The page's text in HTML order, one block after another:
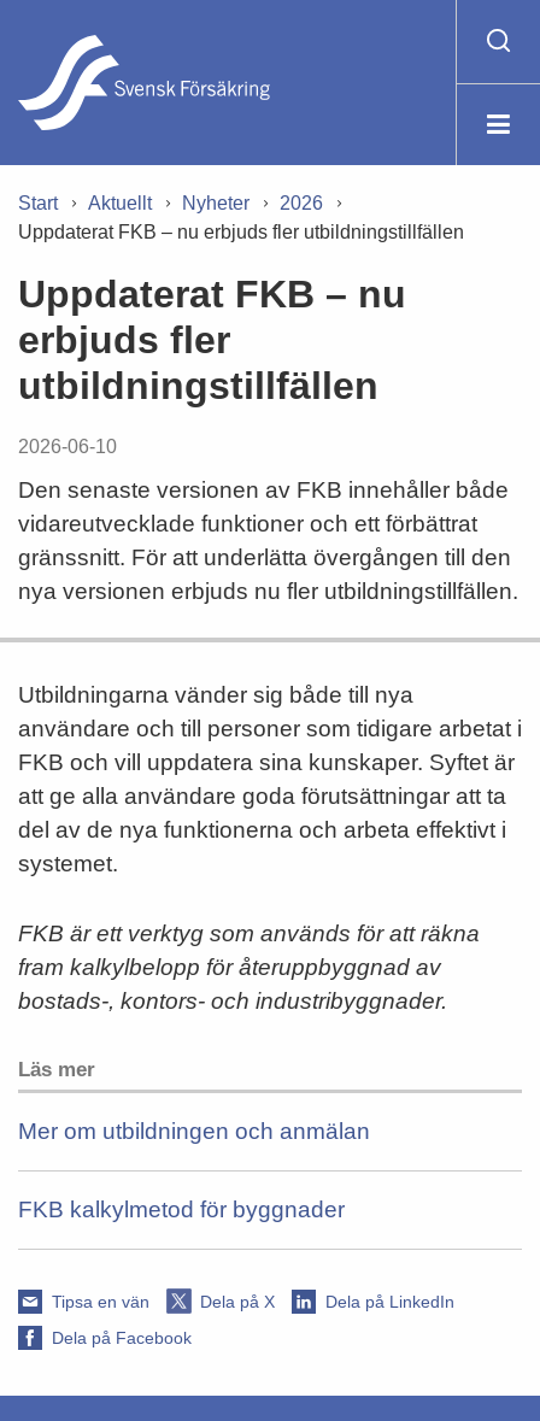
Start Aktuellt Nyheter
2026
Uppdaterat FKB – nu erbjuds fler utbildningstillfällen
Uppdaterat FKB – nu
erbjuds fler
utbildningstillfällen
2026-06-10
Den senaste versionen av FKB innehåller både
vidareutvecklade funktioner och ett förbättrat
gränssnitt. För att underlätta övergången till den
nya versionen erbjuds nu fler utbildningstillfällen.
Utbildningarna vänder sig både till nya
användare och till personer som tidigare arbetat i
FKB och vill uppdatera sina kunskaper. Syftet är
att ge alla användare goda förutsättningar att ta
del av de nya funktionerna och arbeta effektivt i
systemet.
FKB är ett verktyg som används för att räkna
fram kalkylbelopp för återuppbyggnad av
bostads-, kontors- och industribyggnader.
Läs mer
Mer om utbildningen och anmälan
FKB kalkylmetod för byggnader
Tipsa en vän Dela på X
Dela på LinkedIn
Dela på Facebook